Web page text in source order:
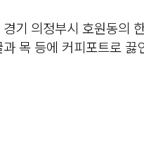
기 의정부시 호원동의
목 등에 커피포트로 끓